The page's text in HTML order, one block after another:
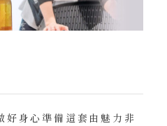
好身心準備這套由魅力非